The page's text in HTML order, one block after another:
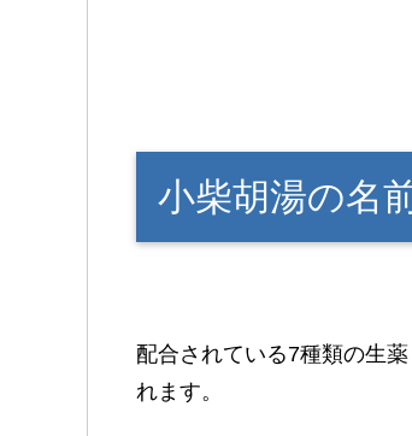
小柴胡湯の名
配合されている7種類の生
れます。